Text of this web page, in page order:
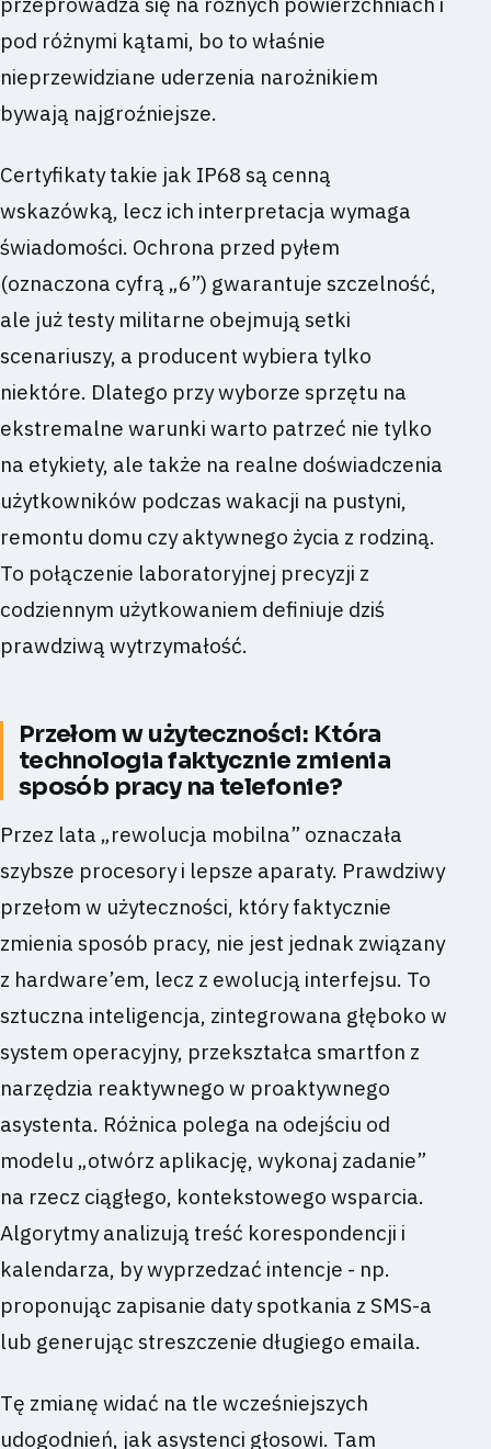
pod różnymi kątami, bo to właśnie
nieprzewidziane uderzenia narożnikiem
bywają najgroźniejsze.
Certyfikaty takie jak IP68 są cenną
wskazówką, lecz ich interpretacja wymaga
świadomości. Ochrona przed pyłem
(oznaczona cyfrą „6”) gwarantuje szczelność,
ale już testy militarne obejmują setki
scenariuszy, a producent wybiera tylko
niektóre. Dlatego przy wyborze sprzętu na
ekstremalne warunki warto patrzeć nie tylko
na etykiety, ale także na realne doświadczenia
użytkowników podczas wakacji na pustyni,
remontu domu czy aktywnego życia z rodziną.
To połączenie laboratoryjnej precyzji z
codziennym użytkowaniem definiuje dziś
prawdziwą wytrzymałość.
Przełom w użyteczności: Która
technologia faktycznie zmienia
sposób pracy na telefonie?
Przez lata „rewolucja mobilna” oznaczała
szybsze procesory i lepsze aparaty. Prawdziwy
przełom w użyteczności, który faktycznie
zmienia sposób pracy, nie jest jednak związany
z hardware’em, lecz z ewolucją interfejsu. To
sztuczna inteligencja, zintegrowana głęboko w
system operacyjny, przekształca smartfon z
narzędzia reaktywnego w proaktywnego
asystenta. Różnica polega na odejściu od
modelu „otwórz aplikację, wykonaj zadanie”
na rzecz ciągłego, kontekstowego wsparcia.
Algorytmy analizują treść korespondencji i
kalendarza, by wyprzedzać intencje - np.
proponując zapisanie daty spotkania z SMS-a
lub generując streszczenie długiego emaila.
Tę zmianę widać na tle wcześniejszych
udogodnień, jak asystenci głosowi. Tam